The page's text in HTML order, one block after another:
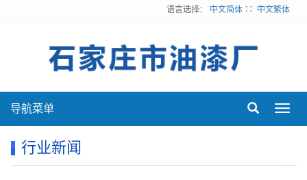
语言选择： 中文简体 ∷ 中文繁体
导航菜单
行业新闻